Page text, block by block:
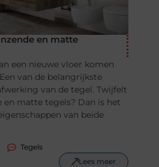
en matte
een nieuwe vloer komen
van de belangrijkste
van de tegel. Twijfelt
en matte tegels? Dan is het
van beide
Tegels
Lees meer